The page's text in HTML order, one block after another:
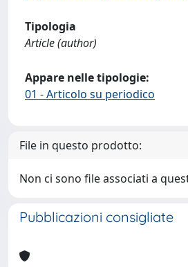
Tipologia
Article (author)
Appare nelle tipologie:
01 - Articolo su periodico
File in questo prodotto:
Non ci sono file associati a
Pubblicazioni consigliate